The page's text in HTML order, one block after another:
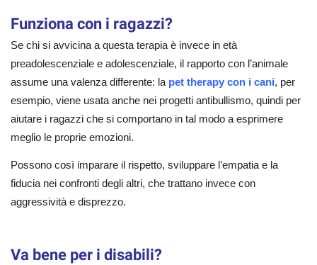
Funziona con i ragazzi?
Se chi si avvicina a questa terapia è invece in età
preadolescenziale e adolescenziale, il rapporto con l’animale
assume una valenza differente: la pet therapy con i cani, per
esempio, viene usata anche nei progetti antibullismo, quindi per
aiutare i ragazzi che si comportano in tal modo a esprimere
meglio le proprie emozioni.
Possono così imparare il rispetto, sviluppare l’empatia e la
fiducia nei confronti degli altri, che trattano invece con
aggressività e disprezzo.
Va bene per i disabili?